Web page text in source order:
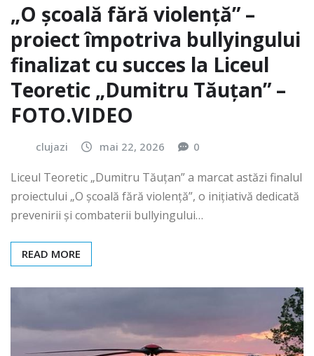
„O școală fără violență” –
proiect împotriva bullyingului
finalizat cu succes la Liceul
Teoretic „Dumitru Tăuțan” –
FOTO.VIDEO
clujazi mai 22, 2026 0
Liceul Teoretic „Dumitru Tăuțan” a marcat astăzi finalul
proiectului „O școală fără violență”, o inițiativă dedicată
prevenirii și combaterii bullyingului…
READ MORE